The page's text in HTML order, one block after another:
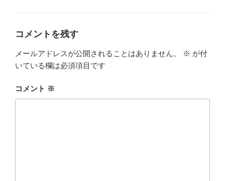
コメントを残す
メールアドレスが公開されることはありません。 ※ が付
いている欄は必須項目です
コメント ※